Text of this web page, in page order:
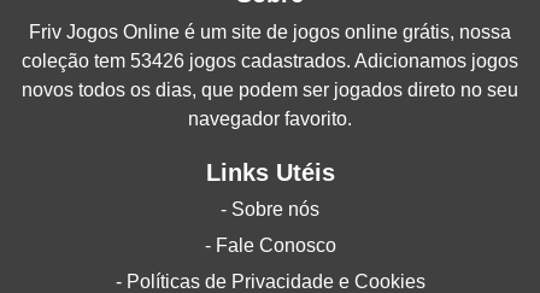
Friv Jogos Online é um site de jogos online grátis, nossa
coleção tem 53426 jogos cadastrados. Adicionamos jogos
novos todos os dias, que podem ser jogados direto no seu
navegador favorito.
Links Utéis
- Sobre nós
- Fale Conosco
- Políticas de Privacidade e Cookies